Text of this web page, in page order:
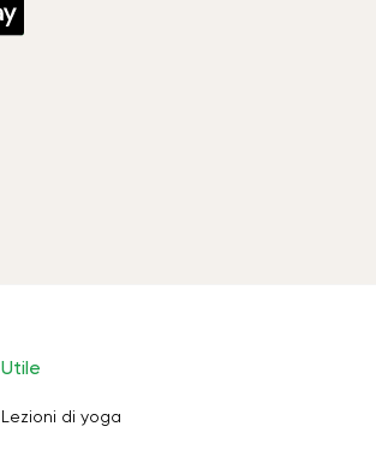
Utile
Lezioni di yoga